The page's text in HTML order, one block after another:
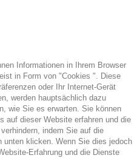
Informationen in Ihrem Browser
in Form von "Cookies ". Diese
oder Ihr Internet-Gerät
werden hauptsächlich dazu
wie Sie es erwarten. Sie können
auf dieser Website erfahren und die
indem Sie auf die
unten klicken. Wenn Sie dies jedoch
Erfahrung und die Dienste